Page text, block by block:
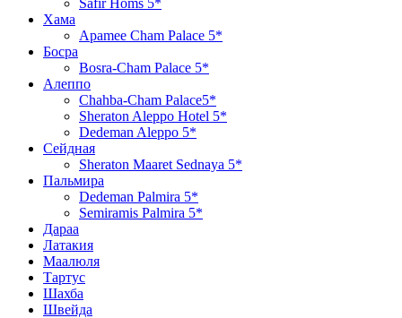
Хама
Apamee Cham Palace 5*
Босра
Bosra-Cham Palace 5*
Алеппо
Chahba-Cham Palace5*
Sheraton Aleppo Hotel 5*
Dedeman Aleppo 5*
Сейдная
Sheraton Maaret Sednaya 5*
Пальмира
Dedeman Palmira 5*
Semiramis Palmira 5*
Дараа
Латакия
Маалюля
Тартус
Шахба
Швейда